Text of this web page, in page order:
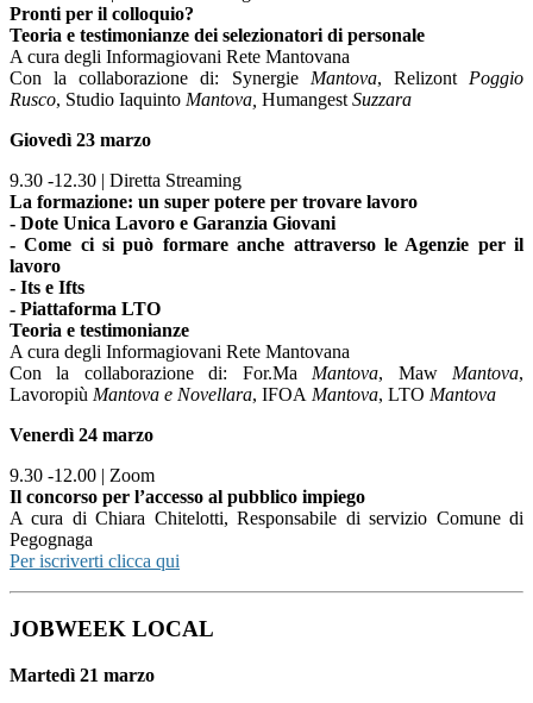
Pronti per il colloquio?
Teoria e testimonianze dei selezionatori di personale
A cura degli Informagiovani Rete Mantovana
Con la collaborazione di: Synergie
Mantova, Relizont
Poggio
Rusco, Studio Iaquinto Mantova, Humangest Suzzara
Giovedì 23 marzo
9.30 -12.30 | Diretta Streaming
La formazione: un super potere per trovare lavoro
- Dote Unica Lavoro e Garanzia Giovani
- Come ci si può formare anche attraverso le Agenzie per il
lavoro
- Its e Ifts
- Piattaforma LTO
Teoria e testimonianze
A cura degli Informagiovani Rete Mantovana
Con la collaborazione di: For.Ma
Mantova, Maw Mantova,
Lavoropiù Mantova e Novellara, IFOA Mantova, LTO Mantova
Venerdì 24 marzo
9.30 -12.00 | Zoom
Il concorso per l’accesso al pubblico impiego
A cura di Chiara Chitelotti, Responsabile di servizio Comune di
Pegognaga
Per iscriverti clicca qui
JOBWEEK LOCAL
Martedì 21 marzo